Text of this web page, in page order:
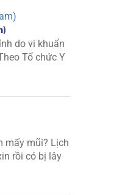
do vi khuẩn
Tổ chức Y
mấy mũi? Lịch
rồi có bị lây